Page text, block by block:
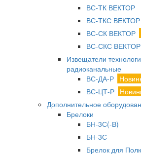
ВС-ТК ВЕКТОР
ВС-ТКС ВЕКТОР
ВС-СК ВЕКТОР
ВС-СКС ВЕКТОР
Извещатели
радиоканальные
ВС-ДА-Р
ВС-ЦТ-Р
Дополнительное
Брелоки
БН-3С(-В)
БН-3С
Брелок для